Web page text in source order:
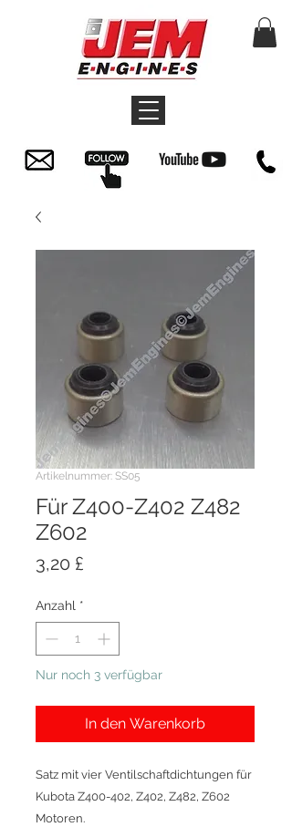
Artikelnummer: SS05
Für Z400-Z402 Z482
Z602
3,20 £
Anzahl *
Nur noch 3 verfügbar
In den Warenkorb
Satz mit vier Ventilschaftdichtungen für
Kubota Z400-402, Z402, Z482, Z602
Motoren.